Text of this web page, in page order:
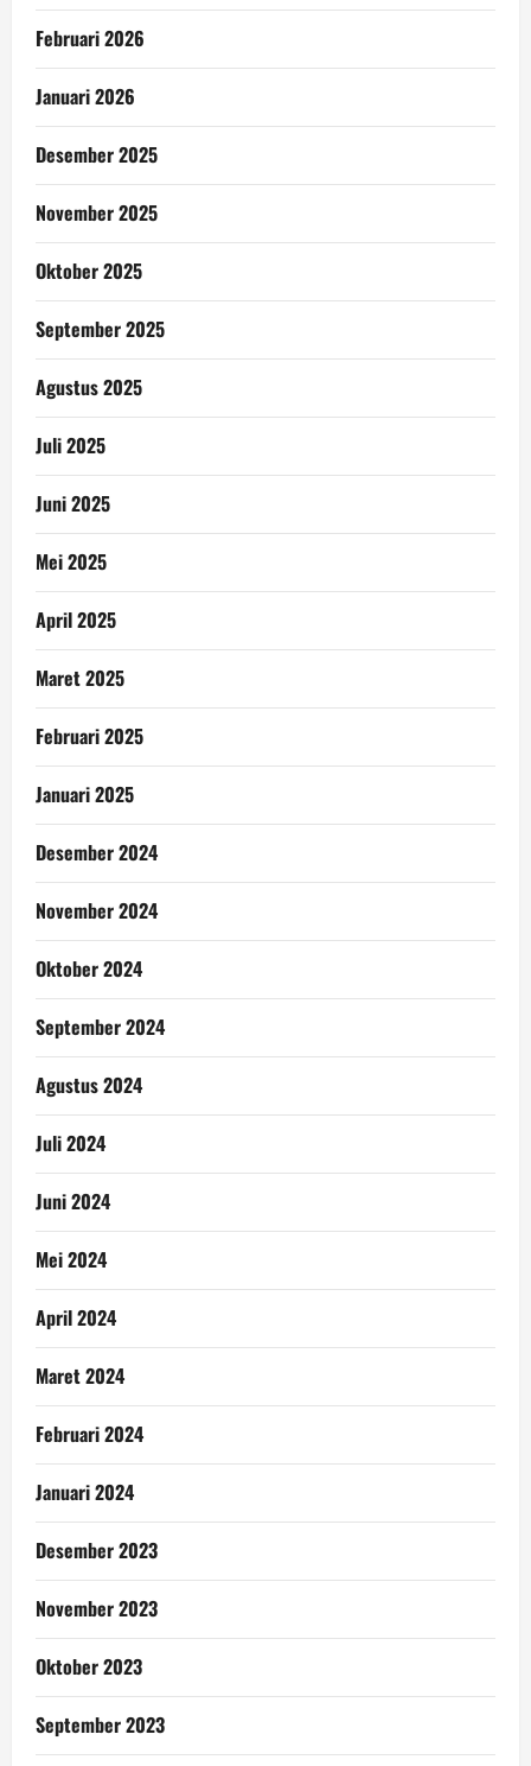
Februari 2026
Januari 2026
Desember 2025
November 2025
Oktober 2025
September 2025
Agustus 2025
Juli 2025
Juni 2025
Mei 2025
April 2025
Maret 2025
Februari 2025
Januari 2025
Desember 2024
November 2024
Oktober 2024
September 2024
Agustus 2024
Juli 2024
Juni 2024
Mei 2024
April 2024
Maret 2024
Februari 2024
Januari 2024
Desember 2023
November 2023
Oktober 2023
September 2023